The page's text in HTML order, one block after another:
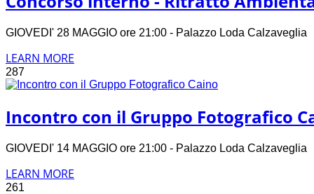
GIOVEDI' 28 MAGGIO ore 21:00 - Palazzo Loda
LEARN MORE
287
Incontro con il Gruppo Fotografico
GIOVEDI' 14 MAGGIO ore 21:00 - Palazzo Loda
LEARN MORE
261